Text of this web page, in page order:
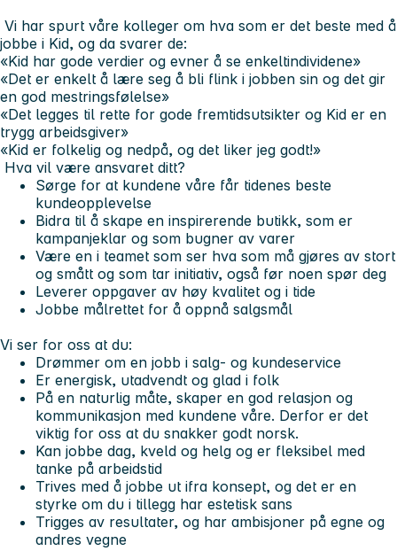
Vi har spurt våre kolleger om hva som er det beste med å
jobbe i Kid, og da svarer de:
«Kid har gode verdier og evner å se enkeltindividene»
«Det er enkelt å lære seg å bli flink i jobben sin og det gir
en god mestringsfølelse»
«Det legges til rette for gode fremtidsutsikter og Kid er en
trygg arbeidsgiver»
«Kid er folkelig og nedpå, og det liker jeg godt!»
Hva vil være ansvaret ditt?
Sørge for at kundene våre får tidenes beste
kundeopplevelse
Bidra til å skape en inspirerende butikk, som er
kampanjeklar og som bugner av varer
Være en i teamet som ser hva som må gjøres av stort
og smått og som tar initiativ, også før noen spør deg
Leverer oppgaver av høy kvalitet og i tide
Jobbe målrettet for å oppnå salgsmål
Vi ser for oss at du:
Drømmer om en jobb i salg- og kundeservice
Er energisk, utadvendt og glad i folk
På en naturlig måte, skaper en god relasjon og
kommunikasjon med kundene våre. Derfor er det
viktig for oss at du snakker godt norsk.
Kan jobbe dag, kveld og helg og er fleksibel med
tanke på arbeidstid
Trives med å jobbe ut ifra konsept, og det er en
styrke om du i tillegg har estetisk sans
Trigges av resultater, og har ambisjoner på egne og
andres vegne